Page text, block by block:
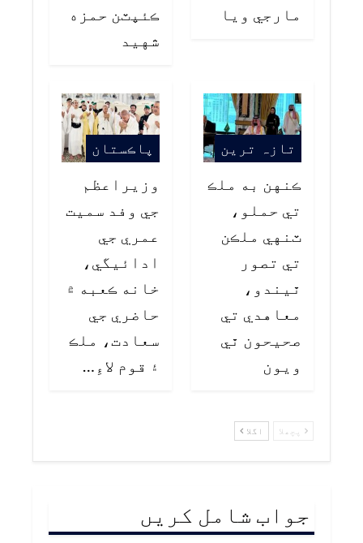
مارجي ويا
ڪئپٽن حمزه
شهيد
تازہ ترین
ڪنهن به ملڪ
تي حملو،
ٽنهي ملڪن
تي تصور
ٿيندو،
معاهدي تي
صحيحون ٿي
ويون
پاڪستان
وزيراعظم
جي وفد سميت
عمري جي
ادائيگي،
خانه ڪعبه ۾
حاضري جي
سعادت، ملڪ
۽ قوم لاءِ…
پچھلا اگلا
جواب شامل کریں